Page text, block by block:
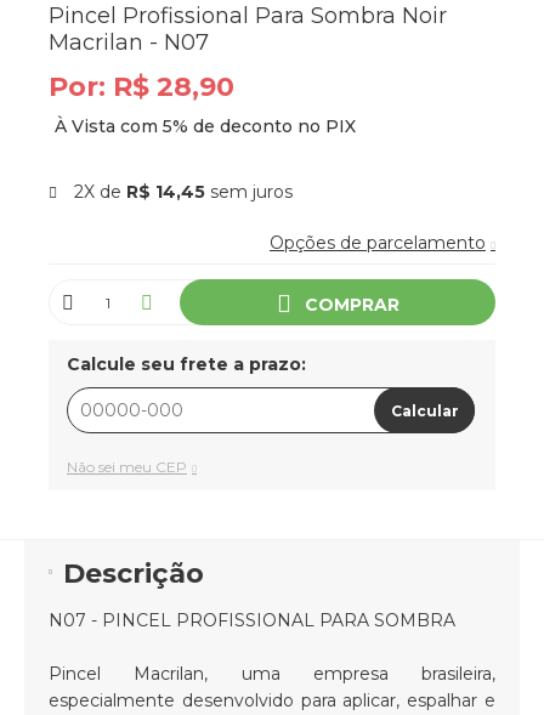
Pincel Profissional Para Sombra Noir
Macrilan - N07
Por: R$ 28,90
2X de R$ 14,45 sem juros
Opções de parcelamento
COMPRAR
Calcule seu frete a prazo:
Não sei meu CEP
Calcular
Descrição
N07 - PINCEL PROFISSIONAL PARA SOMBRA
Pincel Macrilan, uma empresa brasileira,
especialmente desenvolvido para aplicar, espalhar e